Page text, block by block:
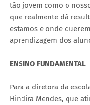
tão jovem como o
que realmente dá
estamos e onde
aprendizagem dos
ENSINO FUNDAMENTAL
Para a diretora da
Hindira Mendes, que